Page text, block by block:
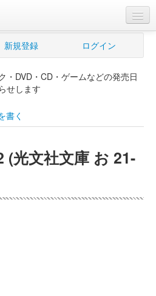
新規登録 ログイン
・DVD・CD・ゲームなどの発売日
せします
書く
光文社文庫 お 21-